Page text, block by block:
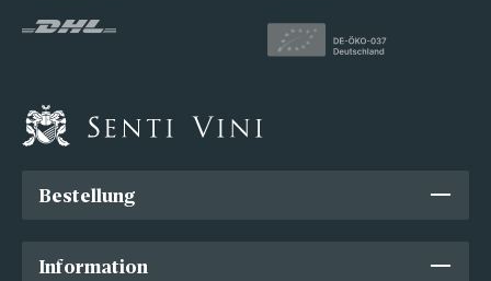
Bestellung
Information